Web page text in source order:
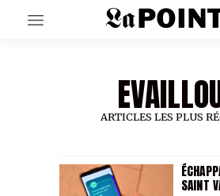
EN CE MOMENT
GRAND ANGLE
AU LARGE
ARTICLES LES PLUS
SAINT